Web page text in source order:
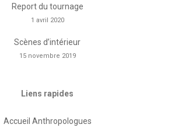
Report du tournage
1 avril 2020
Scènes d’intérieur
15 novembre 2019
Liens rapides
Accueil Anthropologues